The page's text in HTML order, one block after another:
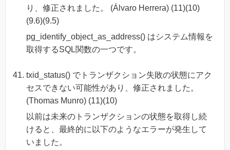
り、修正されました。 (Álvaro Herrera) (11)(10)
(9.6)(9.5)
pg_identify_object_as_address() はシステム情報を
取得するSQL関数の一つです。
txid_status() でトランザクション失敗の状態にアク
セスできない可能性があり、修正されました。
(Thomas Munro) (11)(10)
以前は未来のトランザクションの状態を取得し続
けると、最終的に以下のようなエラーが発生して
いました。